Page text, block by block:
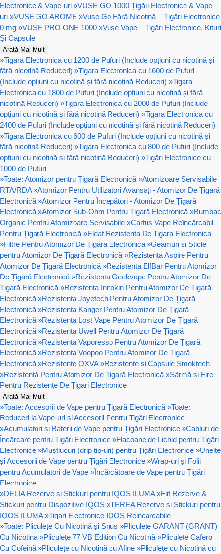
Electronice & Vape-uri »VUSE GO 1000 Țigări Electronice & Vape-
uri »VUSE GO AROME »Vuse Go Fără Nicotină – Țigări Electronice
0 mg »VUSE PRO ONE 1000 »Vuse Vape – Țigări Electronice, Kituri
Și Capsule
Arată Mai Mult
»Tigara Electronica cu 1200 de Pufuri (Include opțiuni cu nicotină și
fără nicotină Reduceri) »Tigara Electronica cu 1600 de Pufuri
(Include opțiuni cu nicotină și fără nicotină Reduceri) »Tigara
Electronica cu 1800 de Pufuri (Include opțiuni cu nicotină și fără
nicotină Reduceri) »Tigara Electronica cu 2000 de Pufuri (Include
opțiuni cu nicotină și fără nicotină Reduceri) »Tigara Electronica cu
2400 de Pufuri (Include opțiuni cu nicotină și fără nicotină Reduceri)
»Tigara Electronica cu 600 de Pufuri (Include opțiuni cu nicotină și
fără nicotină Reduceri) »Tigara Electronica cu 800 de Pufuri (Include
opțiuni cu nicotină și fără nicotină Reduceri) »Țigări Electronice cu
1000 de Pufuri
»Toate: Atomizor pentru Țigară Electronică »Atomizoare Servisabile
RTA/RDA »Atomizor Pentru Utilizatori Avansați - Atomizor De Țigară
Electronică »Atomizor Pentru Începători - Atomizor De Țigară
Electronică »Atomizor Sub-Ohm Pentru Țigară Electronică »Bumbac
Organic Pentru Atomizoare Servisabile »Cartuș Vape Reîncărcabil
Pentru Țigară Electronică »Eleaf Rezistenta De Tigara Electronica
»Filtre Pentru Atomizor De Țigară Electronică »Geamuri si Sticle
pentru Atomizor De Țigară Electronică »Rezistenta Aspire Pentru
Atomizor De Țigară Electronică »Rezistenta ElfBar Pentru Atomizor
De Țigară Electronică »Rezistenta Geekvape Pentru Atomizor De
Țigară Electronică »Rezistenta Innokin Pentru Atomizor De Țigară
Electronică »Rezistenta Joyetech Pentru Atomizor De Țigară
Electronică »Rezistenta Kanger Pentru Atomizor De Țigară
Electronică »Rezistenta Lost Vape Pentru Atomizor De Țigară
Electronică »Rezistenta Uwell Pentru Atomizor De Țigară
Electronică »Rezistenta Vaporesso Pentru Atomizor De Țigară
Electronică »Rezistenta Voopoo Pentru Atomizor De Țigară
Electronică »Rezistente OXVA »Rezistente si Capsule Smoktech
»Rezistență Pentru Atomizor De Țigară Electronică »Sârmă și Fire
Pentru Rezistențe De Țigari Electronice
Arată Mai Mult
»Toate: Accesorii de Vape pentru Țigară Electronică »Toate:
Reduceri la Vape-uri și Accesorii Pentru Tigări Electronice
»Acumulatori și Baterii de Vape pentru Țigări Electronice »Cabluri de
Încărcare pentru Țigări Electronice »Flacoane de Lichid pentru Țigări
Electronice »Muștiucuri (drip tip-uri) pentru Țigări Electronice »Unelte
și Accesorii de Vape pentru Țigări Electronice »Wrap-uri și Folii
pentru Acumulatori de Vape »Încărcătoare de Vape pentru Țigări
Electronice
»DELIA Rezerve si Stickuri pentru IQOS ILUMA »Fiit Rezerve &
Stickuri pentru Dispozitive IQOS »TEREA Rezerve si Stickuri pentru
IQOS ILUMA »Tigari Electronice IQOS Reincarcabile
»Toate: Pliculețe Cu Nicotină și Snus »Pliculete GARANT (GRANT)
Cu Nicotina »Pliculețe 77 VB Edition Cu Nicotină »Pliculețe Cafero
Cu Cofeină »Pliculețe cu Nicotină cu Afine »Pliculețe cu Nicotină cu